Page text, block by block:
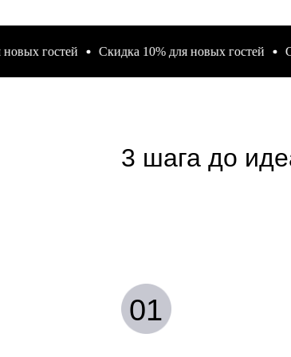
гостей Скидка 10% для новых гостей
3 шага до
01